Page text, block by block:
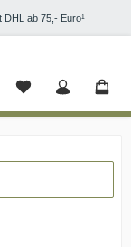
DHL ab 75,- Euro¹